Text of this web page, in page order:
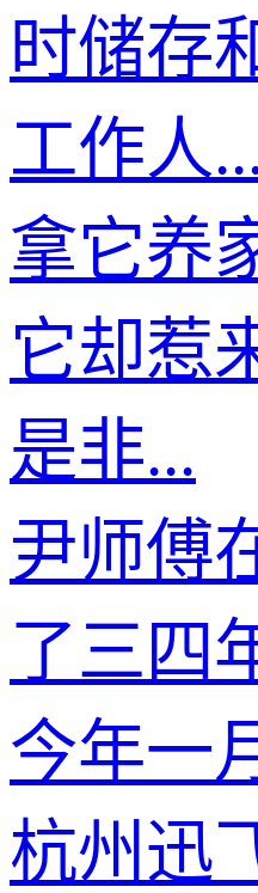
时储存
工作人
拿它养
它却惹
是非...
尹师傅
了三四
今年一
杭州迅